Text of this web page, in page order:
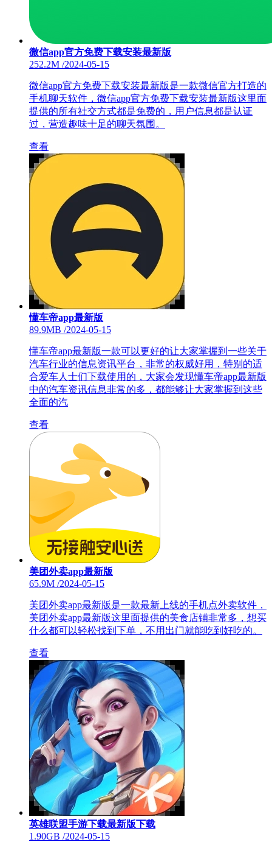
微信app官方免费下载安装最新版
252.2M /2024-05-15
微信app官方免费下载安装最新版是一款微信官方打造的
手机聊天软件，微信app官方免费下载安装最新版这里面
提供的所有社交方式都是免费的，用户信息都是认证
过，营造趣味十足的聊天氛围。
查看
懂车帝app最新版
89.9MB /2024-05-15
懂车帝app最新版一款可以更好的让大家掌握到一些关于
汽车行业的信息资讯平台，非常的权威好用，特别的适
合爱车人士们下载使用的，大家会发现懂车帝app最新版
中的汽车资讯信息非常的多，都能够让大家掌握到这些
全面的汽
查看
美团外卖app最新版
65.9M /2024-05-15
美团外卖app最新版是一款最新上线的手机点外卖软件，
美团外卖app最新版这里面提供的美食店铺非常多，想买
什么都可以轻松找到下单，不用出门就能吃到好吃的。
查看
英雄联盟手游下载最新版下载
1.90GB /2024-05-15